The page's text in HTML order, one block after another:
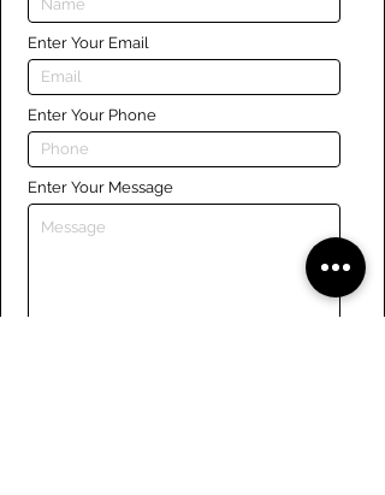
Enter Your Email
Enter Your Phone
Enter Your Message